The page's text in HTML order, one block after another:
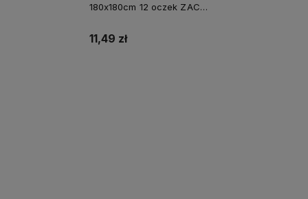
180x180cm 12 oczek ZAC
11,49 zł